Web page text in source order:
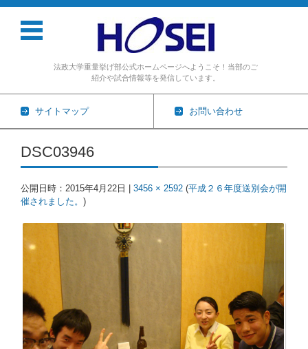
法政大学重量挙げ部公式ホームページへようこそ！当部のご
紹介や試合情報等を発信しています。
サイトマップ
お問い合わせ
コンテンツに移動
DSC03946
公開日時： 2015年4月22日 3456 × 2592 (平成２６年度送別会が開
催されました。 )